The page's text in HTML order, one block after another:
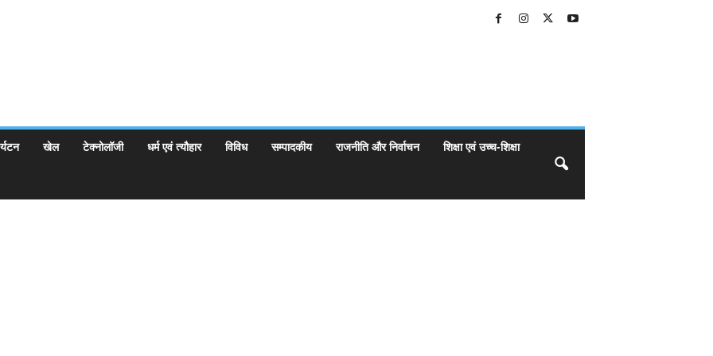
खेल टेक्नोलॉजी धर्म एवं त्यौहार विविध सम्पादकीय राजनीति और निर्वाचन शिक्षा एवं उच्च-शिक्षा